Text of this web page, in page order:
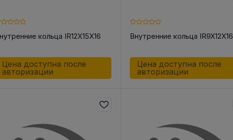
для Цепей
Ремнейкольца IR12X15X16
Цена доступна после
авторизации
Внутренние кольца IR9X12X16
Цена доступна после
авторизации